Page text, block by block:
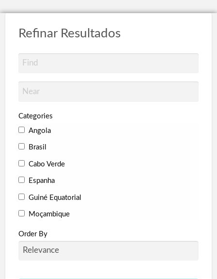
Refinar Resultados
Categories
Angola
Brasil
Cabo Verde
Espanha
Guiné Equatorial
Moçambique
Portugal
São Tomé e Príncipe
Order By